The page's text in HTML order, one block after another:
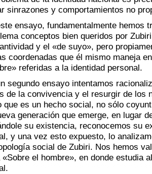
sinrazones y comportamientos no
ensayo, fundamentalmente hemos
conceptos bien queridos por
y el «de suyo», pero
coordenadas que él mismo maneja
referidas a la identidad personal.
segundo ensayo intentamos
de la convivencia y el resurgir de los
que es un hecho social, no sólo
generación que emerge, en lugar
su existencia, reconocemos su
y una vez esto expuesto, lo
social de Zubiri. Nos hemos
«Sobre el hombre», en donde estudia